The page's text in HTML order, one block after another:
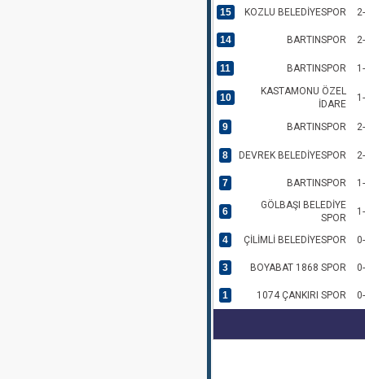
15 KOZLU BELEDİYESPOR
14 BARTINSPOR
11 BARTINSPOR
10
KASTAMONU ÖZEL
İDARE
9 BARTINSPOR
8 DEVREK BELEDİYESPOR
7 BARTINSPOR
6
GÖLBAŞI BELEDİYE
SPOR
4 ÇİLİMLİ BELEDİYESPOR
3 BOYABAT 1868 SPOR
1 1074 ÇANKIRI SPOR